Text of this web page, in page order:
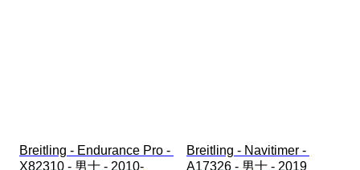
Breitling - Endurance Pro -
X82310 - 男士 - 2010-
Breitling - Navitimer -
A17326 - 男士 - 2019